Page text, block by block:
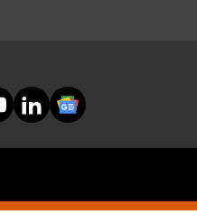
Site Map